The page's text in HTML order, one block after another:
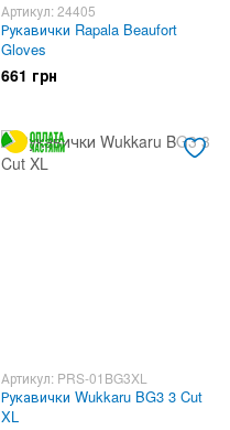
Артикул: 24405
Рукавички Rapala Beaufort
Gloves
661 грн
Артикул: PRS-01BG3XL
Рукавички Wukkaru BG3 3 Cut
XL